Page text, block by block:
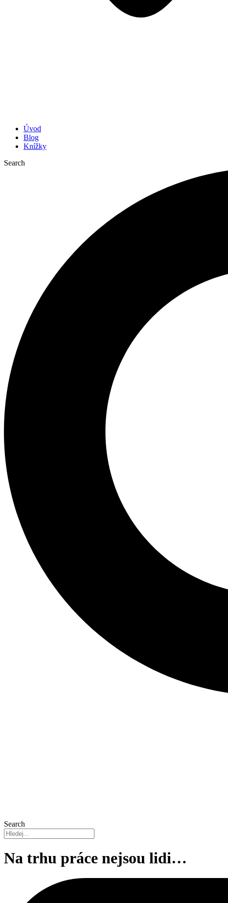
Úvod
Blog
Knížky
Search
Search
Na trhu práce nejsou lidi…